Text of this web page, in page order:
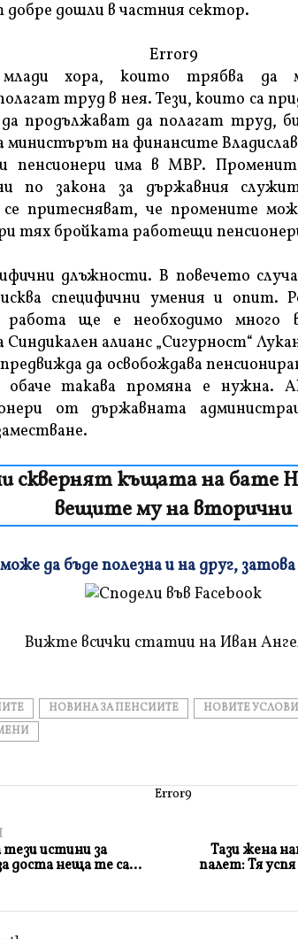
дошли в частния сектор.
Error9
хора, които трябва да
труд в нея. Тези, които са
продължават да полагат труд,
министърът на финансите
пенсионери има в МВР.
по закона за държавния
притесняват, че промените
тях бройката работещи
длъжности. В повечето
специфични умения и опит.
ще е необходимо много
алианс „Сигурност“
да освобождава
обаче такава промяна е нужна.
от държавната
сквернят къщата на бате
вещите му на вторични
да бъде полезна и на друг, затова
Вижте всички статии на Иван
НОВИНА ЗА ПЕНСИИТЕ НОВИТЕ
Error9
истини за
доста неща те са…
Тази жена
палет: Тя